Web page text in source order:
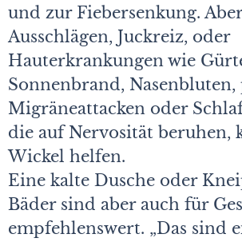
und zur Fiebersenkung.
Ausschlägen, Juckreiz, oder
Hauterkrankungen wie
Sonnenbrand,
Migräneattacken oder
die auf Nervosität beruhen,
Wickel helfen.
Eine kalte Dusche oder
Bäder sind aber auch für
empfehlenswert. „Das sind